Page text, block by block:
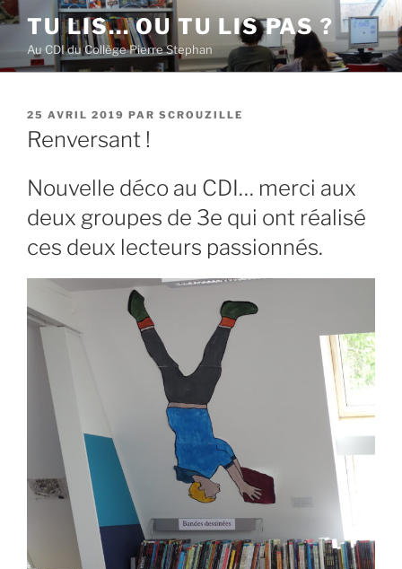
Aller
contenu
principal
TU LIS… OU TU LIS PAS ?
Au CDI du Collège Pierre Stephan
PUBLIÉ
LE
25 AVRIL 2019 PAR SCROUZILLE
Renversant !
Nouvelle déco au CDI… merci aux
deux groupes de 3e qui ont réalisé
ces deux lecteurs passionnés.